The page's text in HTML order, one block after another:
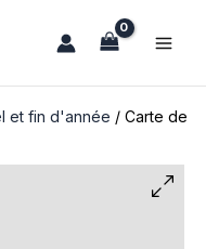
et fin d'année / Carte de